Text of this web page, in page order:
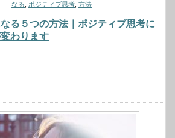
なる ポジティブ思考 方法
る５つの方法｜ポジティブ思考に
わります